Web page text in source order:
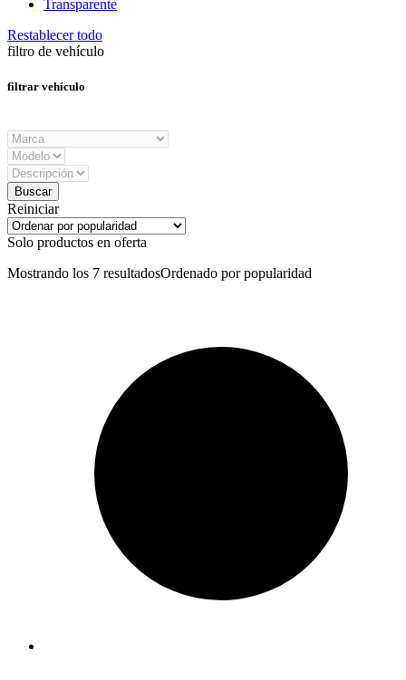
Transparente
Restablecer todo
filtro de vehículo
filtrar vehículo
Reiniciar
Solo productos en oferta
Mostrando los 7 resultadosOrdenado por popularidad